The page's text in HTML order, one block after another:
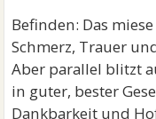
Befinden: Das
Schmerz, Trauer
Aber parallel blitzt
in guter, bester
Dankbarkeit und